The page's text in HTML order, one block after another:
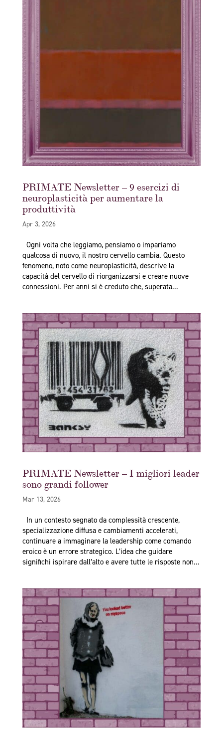
PRIMATE Newsletter – 9 esercizi di
neuroplasticità per aumentare la
produttività
Apr 3, 2026
Ogni volta che leggiamo, pensiamo o impariamo
qualcosa di nuovo, il nostro cervello cambia. Questo
fenomeno, noto come neuroplasticità, descrive la
capacità del cervello di riorganizzarsi e creare nuove
connessioni. Per anni si è creduto che, superata...
PRIMATE Newsletter – I migliori leader
sono grandi follower
Mar 13, 2026
In un contesto segnato da complessità crescente,
specializzazione diffusa e cambiamenti accelerati,
continuare a immaginare la leadership come comando
eroico è un errore strategico. L’idea che guidare
significhi ispirare dall’alto e avere tutte le risposte non...